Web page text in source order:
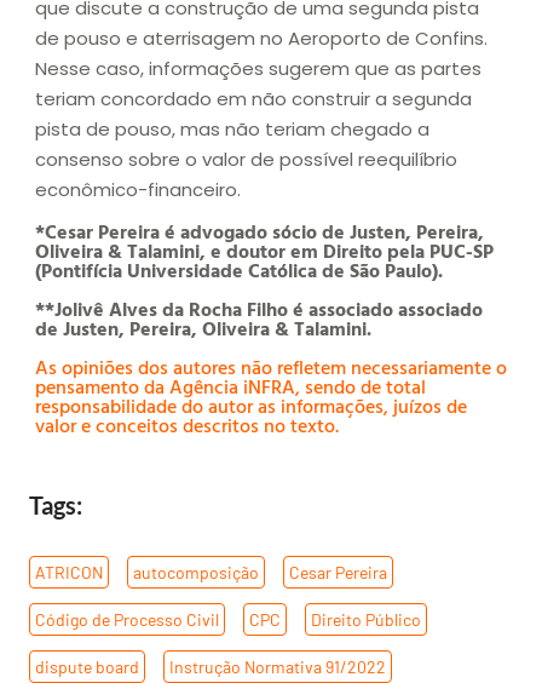
que discute a construção de uma segunda pista
de pouso e aterrisagem no Aeroporto de Confins.
Nesse caso, informações sugerem que as partes
teriam concordado em não construir a segunda
pista de pouso, mas não teriam chegado a
consenso sobre o valor de possível reequilíbrio
econômico-financeiro.
*Cesar Pereira é advogado sócio de Justen, Pereira,
Oliveira & Talamini, e doutor em Direito pela PUC-SP
(Pontifícia Universidade Católica de São Paulo).
**Jolivê Alves da Rocha Filho é associado associado
de Justen, Pereira, Oliveira & Talamini.
As opiniões dos autores não refletem necessariamente o
pensamento da Agência iNFRA, sendo de total
responsabilidade do autor as informações, juízos de
valor e conceitos descritos no texto.
Tags:
ATRICON autocomposição Cesar Pereira
Código de Processo Civil CPC Direito Público
dispute board Instrução Normativa 91/2022